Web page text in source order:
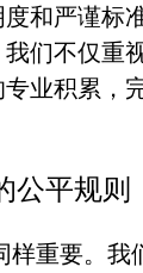
和严谨标
们不仅重
业积累，
公平规则
重要。我